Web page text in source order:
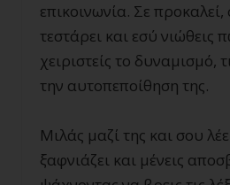
επικοινωνία. Σε προκαλεί,
τεστάρει και εσύ νιώθεις
χειριστείς το δυναμισμό,
την αυτοπεποίθηση της.
Μιλάς μαζί της και σου
ξαφνιάζει και μένεις